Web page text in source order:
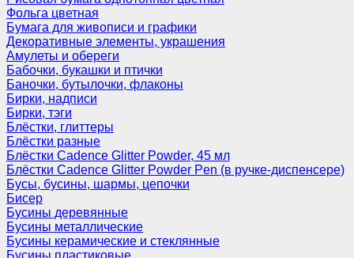
Фольга цветная
Бумага для живописи и графики
Декоративные элементы, украшения
Амулеты и обереги
Бабочки, букашки и птички
Баночки, бутылочки, флаконы
Бирки, надписи
Бирки, тэги
Блёстки, глиттеры
Блёстки разные
Блёстки Cadence Glitter Powder, 45 мл
Блёстки Cadence Glitter Powder Pen (в ручке-диспенсере)
Бусы, бусины, шармы, цепочки
Бисер
Бусины деревянные
Бусины металлические
Бусины керамические и стеклянные
Бусины пластиковые